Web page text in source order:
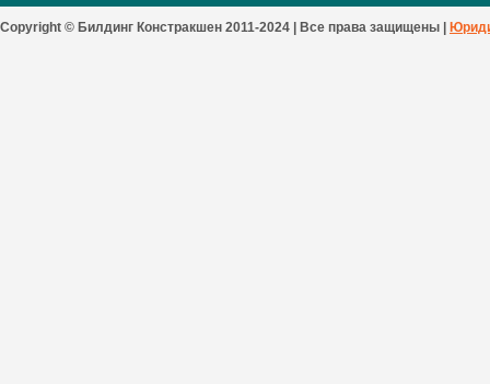
Copyright © Билдинг Констракшен 2011-2024 | Все права защищены |